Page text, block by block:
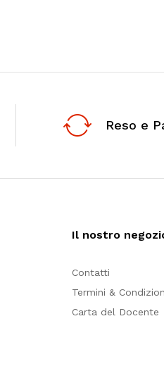
Reso e
Il nostro
Contatti
Termini &
Carta del Docente